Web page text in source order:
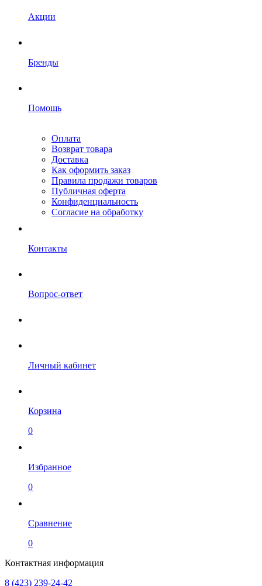
Акции
Бренды
Помощь
Оплата
Возврат товара
Доставка
Как оформить заказ
Правила продажи товаров
Публичная оферта
Конфиденциальность
Согласие на обработку
Контакты
Вопрос-ответ
Личный кабинет
Корзина
0
Избранное
0
Сравнение
0
Контактная информация
8 (423) 239-24-42